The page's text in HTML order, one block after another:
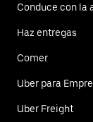
Conduce con la
Haz entregas
Comer
Uber para
Uber Freight